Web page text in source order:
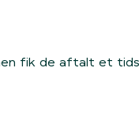
fik de aftalt et